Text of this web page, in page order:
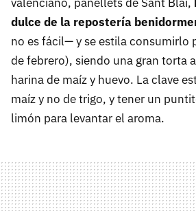
dulce de la repostería
no es fácil— y se estila consumirlo
de febrero), siendo una gran torta
harina de maíz y huevo. La clave
maíz y no de trigo, y tener un
limón para levantar el aroma.